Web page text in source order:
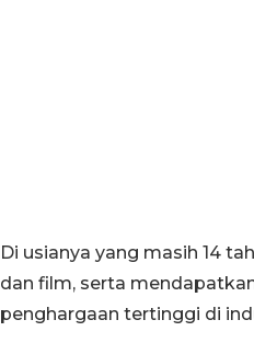
Di usianya yang masih 14
dan film, serta
penghargaan tertinggi di